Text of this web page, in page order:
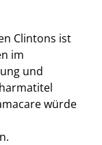
Clintons ist
im
und
würde